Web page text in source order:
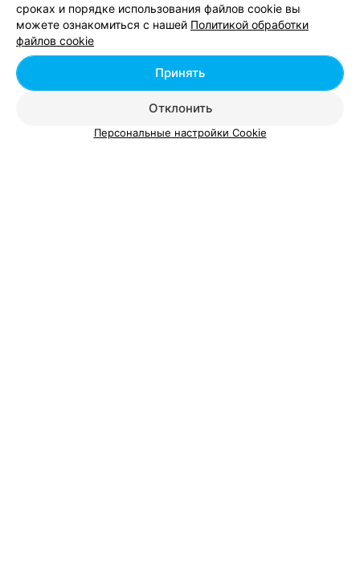
СТУДИЯ ТАНЦА И ФИТНЕСА
Plastic Studio
Брест, ул. Ленинградская, 37 до 22:00
сроках и порядке использования файлов cookie вы
можете ознакомиться с нашей Политикой обработки
файлов cookie
Отклонить
Принять
Персональные настройки Cookie